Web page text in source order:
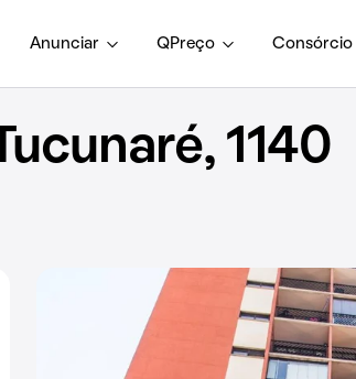
Anunciar QPreço Consórcio
1140